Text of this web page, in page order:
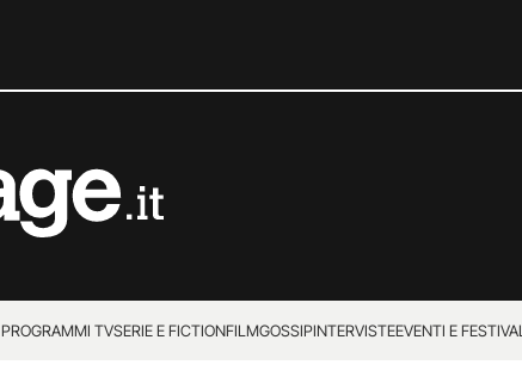
PROGRAMMI TVSERIE E FICTIONFILMGOSSIPINTERVISTEEVENTI E FESTIVAL